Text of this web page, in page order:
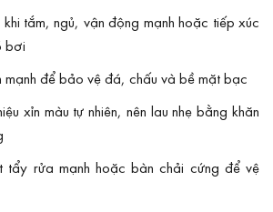
tắm, ngủ, vận động mạnh hoặc tiếp xúc
bơi
mạnh để bảo vệ đá, chấu và bề mặt bạc
xỉn màu tự nhiên, nên lau nhẹ bằng khăn
tẩy rửa mạnh hoặc bàn chải cứng để vệ